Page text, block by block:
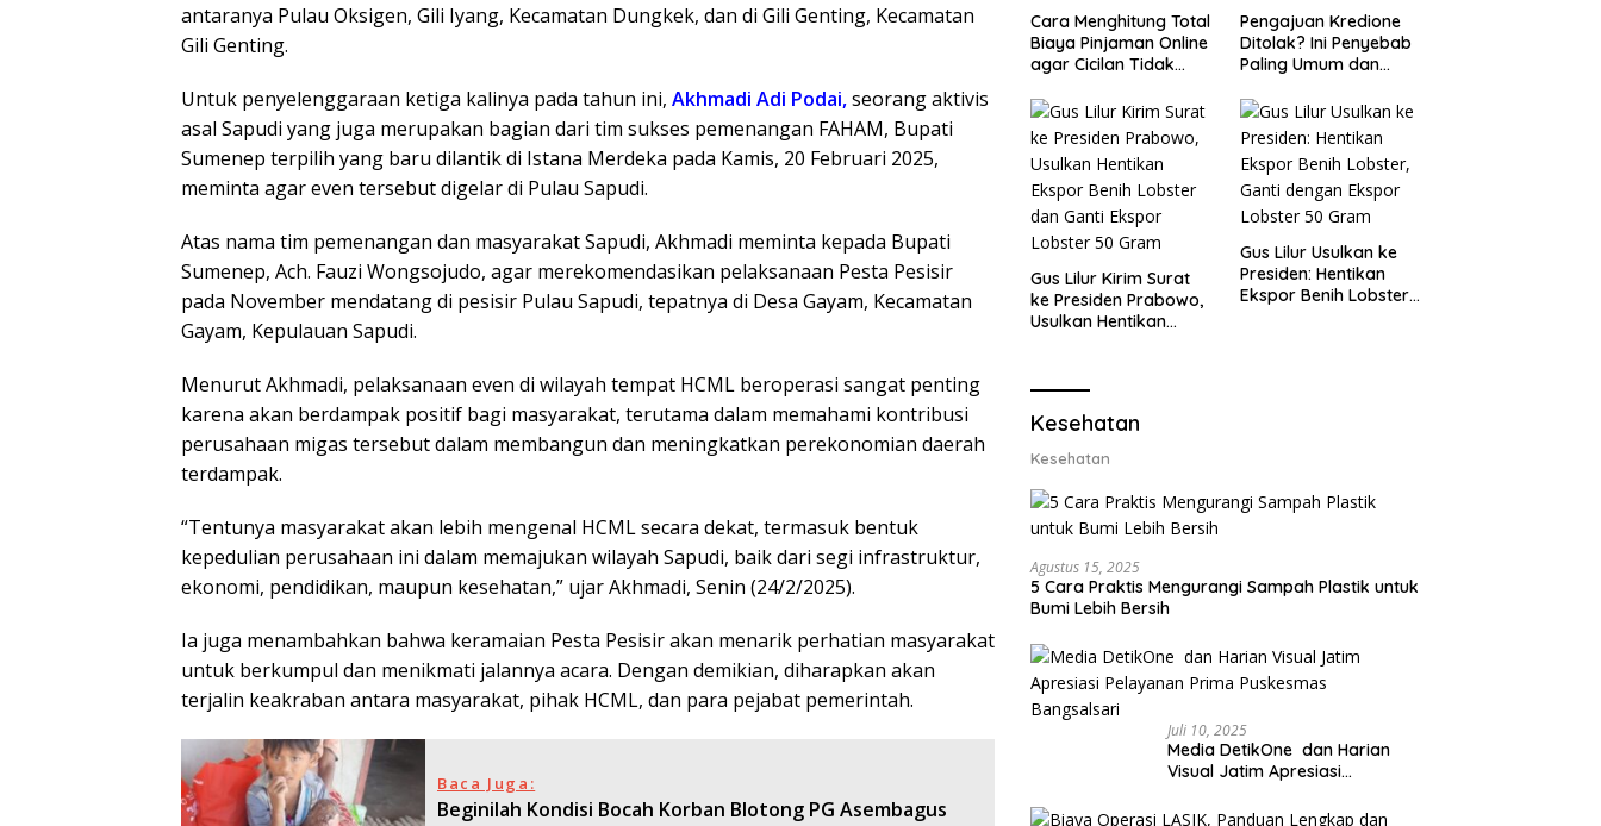
antaranya Pulau Oksigen, Gili Iyang, Kecamatan Dungkek, dan di Gili Genting, Kecamatan
Gili Genting.
Untuk penyelenggaraan ketiga kalinya pada tahun ini, Akhmadi Adi Podai,seorang aktivis
asal Sapudi yang juga merupakan bagian dari tim sukses pemenangan FAHAM, Bupati
Sumenep terpilih yang baru dilantik di Istana Merdeka pada Kamis, 20 Februari 2025,
meminta agar even tersebut digelar di Pulau Sapudi.
Atas nama tim pemenangan dan masyarakat Sapudi, Akhmadi meminta kepada Bupati
Sumenep, Ach. Fauzi Wongsojudo, agar merekomendasikan pelaksanaan Pesta Pesisir
pada November mendatang di pesisir Pulau Sapudi, tepatnya di Desa Gayam, Kecamatan
Gayam, Kepulauan Sapudi.
Menurut Akhmadi, pelaksanaan even di wilayah tempat HCML beroperasi sangat penting
karena akan berdampak positif bagi masyarakat, terutama dalam memahami kontribusi
perusahaan migas tersebut dalam membangun dan meningkatkan perekonomian daerah
terdampak.
“Tentunya masyarakat akan lebih mengenal HCML secara dekat, termasuk bentuk
kepedulian perusahaan ini dalam memajukan wilayah Sapudi, baik dari segi infrastruktur,
ekonomi, pendidikan, maupun kesehatan,” ujar Akhmadi, Senin (24/2/2025).
Ia juga menambahkan bahwa keramaian Pesta Pesisir akan menarik perhatian masyarakat
untuk berkumpul dan menikmati jalannya acara. Dengan demikian, diharapkan akan
terjalin keakraban antara masyarakat, pihak HCML, dan para pejabat pemerintah.
Baca Juga:
Beginilah Kondisi Bocah Korban Blotong PG Asembagus
Cara Menghitung Total
Biaya Pinjaman Online
agar Cicilan Tidak
Pengajuan Kredione
Ditolak? Ini Penyebab
Paling Umum dan
Gus Lilur Kirim Surat
ke Presiden Prabowo,
Usulkan Hentikan
Lobster 50 Gram
Gus Lilur Usulkan ke
Presiden: Hentikan
Ekspor Benih Lobster,
Kesehatan
Kesehatan
Agustus 15, 2025
5 Cara Praktis Mengurangi Sampah Plastik untuk
Bumi Lebih Bersih
Juli 10, 2025
Media DetikOne dan Harian
Visual Jatim Apresiasi
Bangsalsari